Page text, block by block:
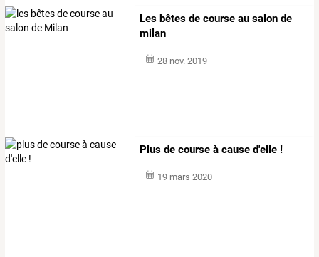
Les bêtes de course au salon de
milan
28 nov. 2019
Plus de course à cause d'elle !
19 mars 2020